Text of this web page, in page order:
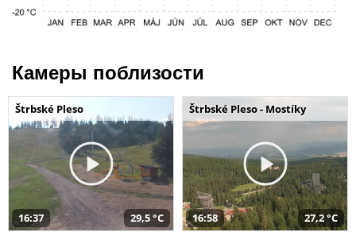
Камеры поблизости
Štrbské Pleso
16:37 29,5 °C
Štrbské Pleso - Mostíky
16:58 27,2 °C